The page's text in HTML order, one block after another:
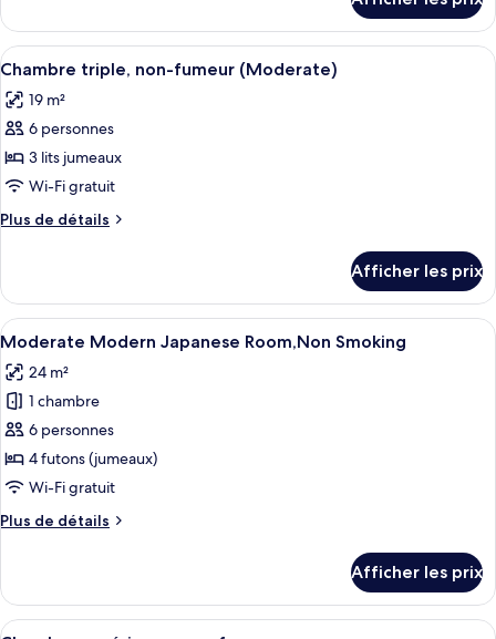
Chambre
triple
Standard,
non-
fumeur
Chambre
triple
Standard,
fumeur
Afficher
toutes
les
photos
pour
ce
type
de
Chambre
triple,
non-
fumeur
(Moderate)
Une chambre d’hôtel avec deux lits,
9
Chambre triple, non-fumeur (Moderate)
19 m²
6 personnes
3 lits jumeaux
Wi-Fi gratuit
Plus de détails
Plus
Chambre
triple,
non-
(Moderate)
Afficher les prix
Afficher
toutes
les
photos
pour
ce
type
chambre :
Japanese
Une chambre d’hôtel moderne
10
Moderate Modern Japanese Room,Non Smoking
24 m²
1 chambre
6 personnes
4 futons (jumeaux)
Wi-Fi gratuit
Plus de détails
Plus
Moderate
Modern
Afficher les prix
Afficher
Une chambre d’hôtel comprenant